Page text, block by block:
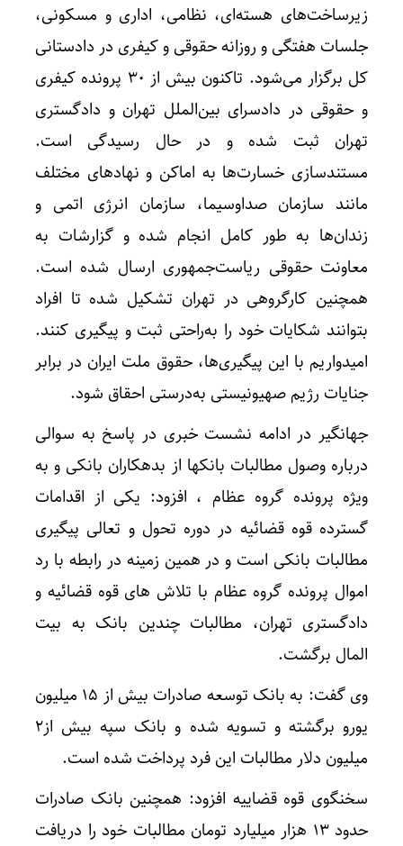
زیرساخت‌های هسته‌ای، نظامی، اداری و مسکونی،
جلسات هفتگی و روزانه حقوقی و کیفری در دادستانی
کل برگزار می‌شود. تاکنون بیش از ۳۰ پرونده کیفری
و حقوقی در دادسرای بین‌الملل تهران و دادگستری
تهران ثبت شده و در حال رسیدگی است.
مستندسازی خسارت‌ها به اماکن و نهادهای مختلف
مانند سازمان صداوسیما، سازمان انرژی اتمی و
زندان‌ها به طور کامل انجام شده و گزارشات به
معاونت حقوقی ریاست‌جمهوری ارسال شده است.
همچنین کارگروهی در تهران تشکیل شده تا افراد
بتوانند شکایات خود را به‌راحتی ثبت و پیگیری کنند.
امیدواریم با این پیگیری‌ها، حقوق ملت ایران در برابر
جنایات رژیم صهیونیستی به‌درستی احقاق شود.
جهانگیر در ادامه نشست خبری در پاسخ به سوالی
درباره وصول مطالبات بانکها از بدهکاران بانکی و به
ویژه پرونده گروه عظام ، افزود: یکی از اقدامات
گسترده قوه قضائیه در دوره تحول و تعالی پیگیری
مطالبات بانکی است و در همین زمینه در رابطه با رد
اموال پرونده گروه عظام با تلاش های قوه قضائیه و
دادگستری تهران، مطالبات چندین بانک به بیت
المال برگشت.
وی گفت: به بانک توسعه صادرات بیش از ۱۵ میلیون
یورو برگشته و تسویه شده و بانک سپه بیش از۲
میلیون دلار مطالبات این فرد پرداخت شده است.
سخنگوی قوه قضاییه افزود: همچنین بانک صادرات
حدود ۱۳ هزار میلیارد تومان مطالبات خود را دریافت